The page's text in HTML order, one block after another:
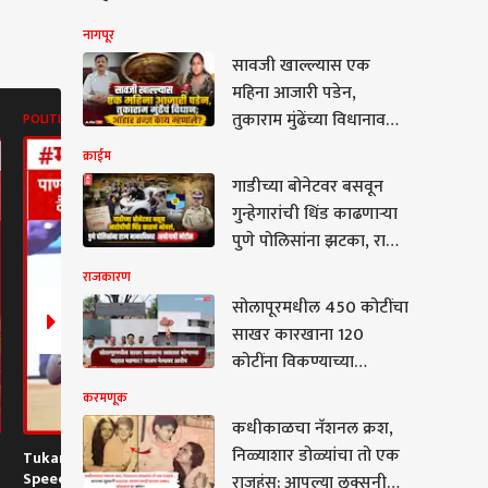
POLITICS
Tukaram Mundhe
Speech : पाण्यात राहून
POLITICS
Narendra Modi On
Jantar Mantar : मला
नागपूर
सावजी खाल्ल्यास एक
महिना आजारी पडेन,
तुकाराम मुंढेंच्या विधानावरुन
तज्ज्ञांनी सत्य सांगितलं!
क्राईम
गाडीच्या बोनेटवर बसवून
गुन्हेगारांची धिंड काढणाऱ्या
पुणे पोलिसांना झटका, राज्य
नोटीस, आयुक्त अमितेश
कुमारही गोत्यात
राजकारण
सोलापूरमधील 450 कोटींचा
साखर कारखाना 120
कोटींना विकण्याच्या
नेत्याचा डाव, शरद पवार
गटाच्या नेत्याचा आरोप
करमणूक
कधीकाळचा नॅशनल क्रश,
निळ्याशार डोळ्यांचा तो एक
नॅशनल क्रश,
डोळ्यांचा तो एक